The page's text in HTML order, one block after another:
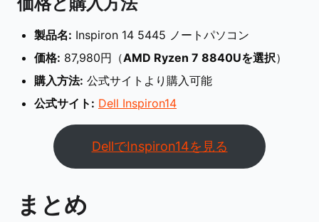
製品名: Inspiron 14 5445 ノートパソコン
価格: 87,980円（AMD Ryzen 7 8840Uを選択）
購入方法: 公式サイトより購入可能
公式サイト: Dell Inspiron14
DellでInspiron14を見る
まとめ